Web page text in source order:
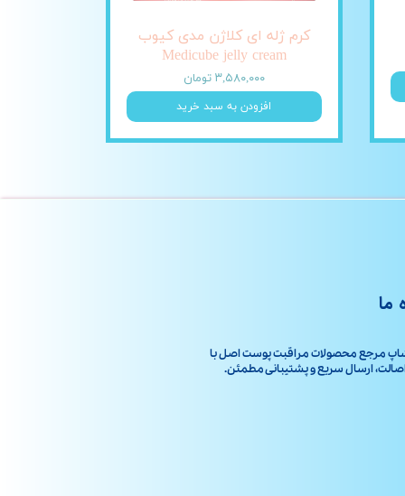
کرم ژله ای کلاژن مدی کیوب
Medicube jelly cream
۳,۵۸۰,۰۰۰ تومان
افزودن به سبد خرید
مرجع محصولات مراقبت پوست اصل با
ارسال سریع و پشتیبانی مطمئن.​​​​​​​​​​​​​​
ما